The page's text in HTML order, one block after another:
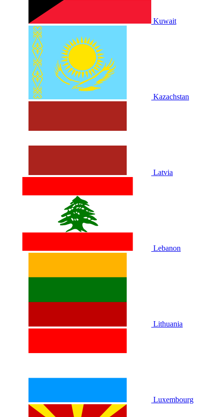
Kuwait
Kazachstan
Latvia
Lebanon
Lithuania
Luxembourg